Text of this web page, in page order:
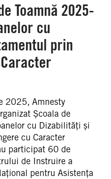
Toamnă 2025-
cu
prin
2025, Amnesty
Școala de
cu Dizabilități și
cu Caracter
participat 60 de
de Instruire a
pentru Asistența